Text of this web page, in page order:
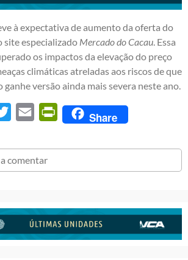
à expectativa de aumento da oferta do
site especializado Mercado do Cacau. Essa
os impactos da elevação do preço
climáticas atreladas aos riscos de que
versão ainda mais severa neste ano.
Twitter Email PrintFriendly
Share
comentar